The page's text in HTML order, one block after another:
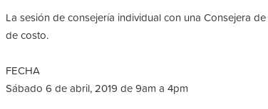
La sesión de consejería individual con una Consejera
de costo.
FECHA
Sábado 6 de abril, 2019 de 9am a 4pm